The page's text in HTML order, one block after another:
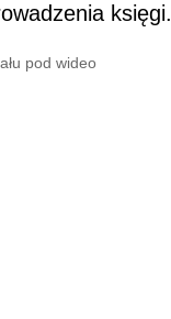
księgi.
pod wideo